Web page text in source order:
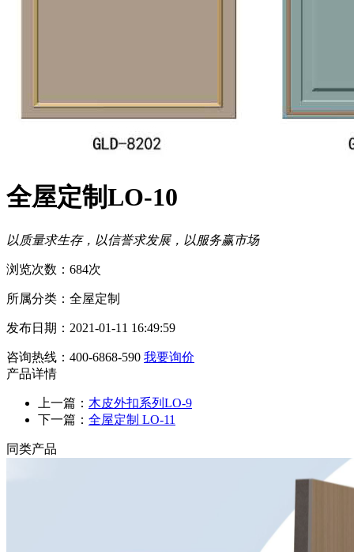
全屋定制LO-10
以质量求生存，以信誉求发展，以服务赢市场
浏览次数：684次
所属分类：全屋定制
发布日期：2021-01-11 16:49:59
咨询热线：400-6868-590 我要询价
产品详情
上一篇： 木皮外扣系列LO-9
下一篇： 全屋定制 LO-11
同类产品